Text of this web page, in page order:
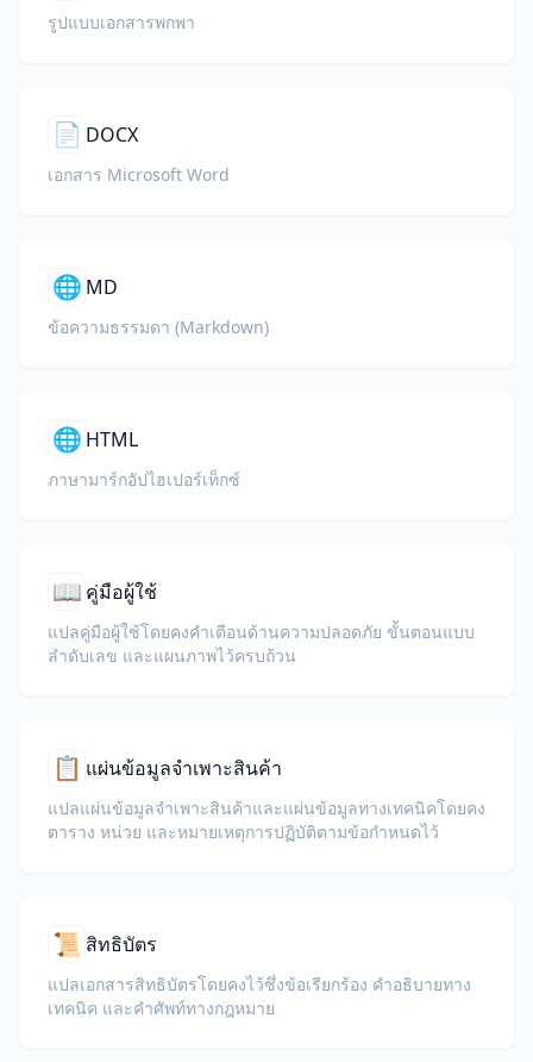
รูปแบบเอกสารพกพา
📄 DOCX
เอกสาร Microsoft Word
🌐 MD
ข้อความธรรมดา (Markdown)
🌐 HTML
ภาษามาร์กอัปไฮเปอร์เท็กซ์
📖 คู่มือผู้ใช้
แปลคู่มือผู้ใช้โดยคงคำเตือนด้านความปลอดภัย ขั้นตอนแบบ
ลำดับเลข และแผนภาพไว้ครบถ้วน
📋 แผ่นข้อมูลจำเพาะสินค้า
แปลแผ่นข้อมูลจำเพาะสินค้าและแผ่นข้อมูลทางเทคนิคโดยคง
ตาราง หน่วย และหมายเหตุการปฏิบัติตามข้อกำหนดไว้
📜 สิทธิบัตร
แปลเอกสารสิทธิบัตรโดยคงไว้ซึ่งข้อเรียกร้อง คำอธิบายทาง
เทคนิค และคำศัพท์ทางกฎหมาย